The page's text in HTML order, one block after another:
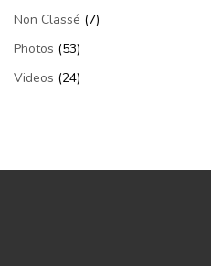
Non Classé (7)
Photos (53)
Videos (24)